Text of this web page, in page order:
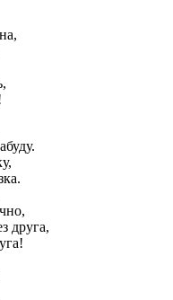
друга,